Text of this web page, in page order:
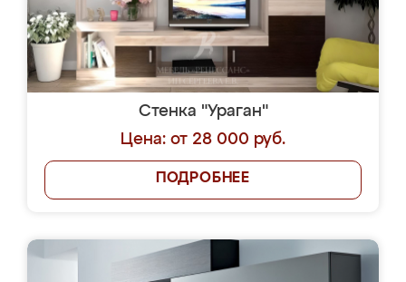
Стенка "Ураган"
Цена: от 28 000 руб.
ПОДРОБНЕЕ